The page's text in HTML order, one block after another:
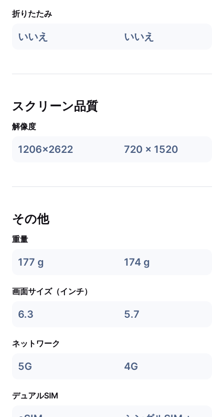
折りたたみ
いいえ いいえ
スクリーン品質
解像度
1206x2622 720 x 1520
その他
重量
177 g 174 g
画面サイズ（インチ）
6.3 5.7
ネットワーク
5G 4G
デュアルSIM